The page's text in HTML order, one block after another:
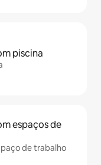
piscina
espaços de
de trabalho